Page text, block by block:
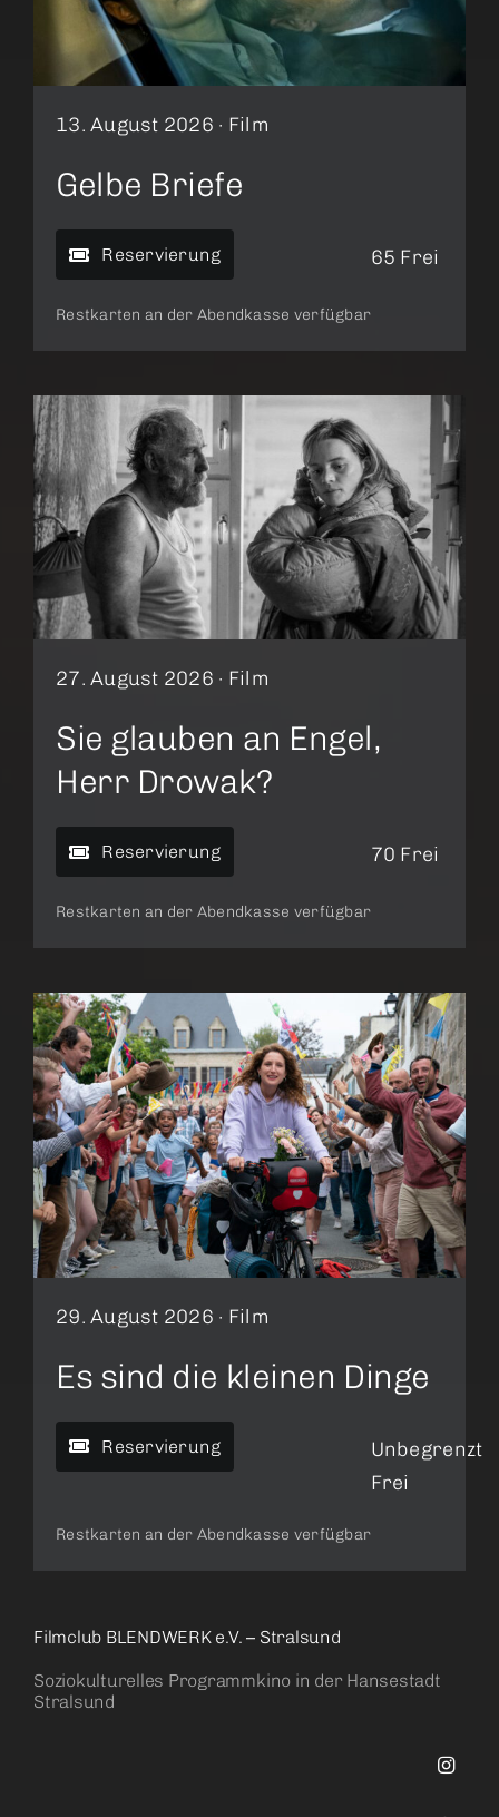
13. August 2026 · Film
Gelbe Briefe
Reservierung 65 Frei
Restkarten an der Abendkasse verfügbar
27. August 2026 · Film
Sie glauben an Engel,
Herr Drowak?
Reservierung 70 Frei
Restkarten an der Abendkasse verfügbar
29. August 2026 · Film
Es sind die kleinen Dinge
Reservierung
Unbegrenzt
Frei
Restkarten an der Abendkasse verfügbar
Filmclub BLENDWERK e.V. – Stralsund
Soziokulturelles Programmkino in der Hansestadt
Stralsund